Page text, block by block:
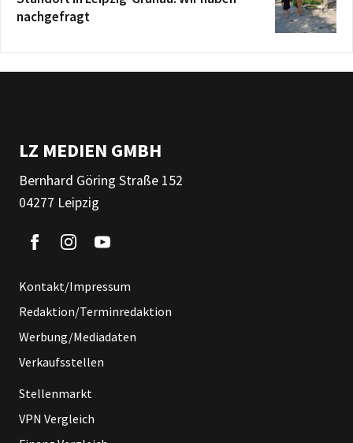
nachgefragt
LZ MEDIEN GMBH
Bernhard Göring Straße 152
04277 Leipzig
Kontakt/Impressum
Redaktion/Terminredaktion
Werbung/Mediadaten
Verkaufsstellen
Stellenmarkt
VPN Vergleich